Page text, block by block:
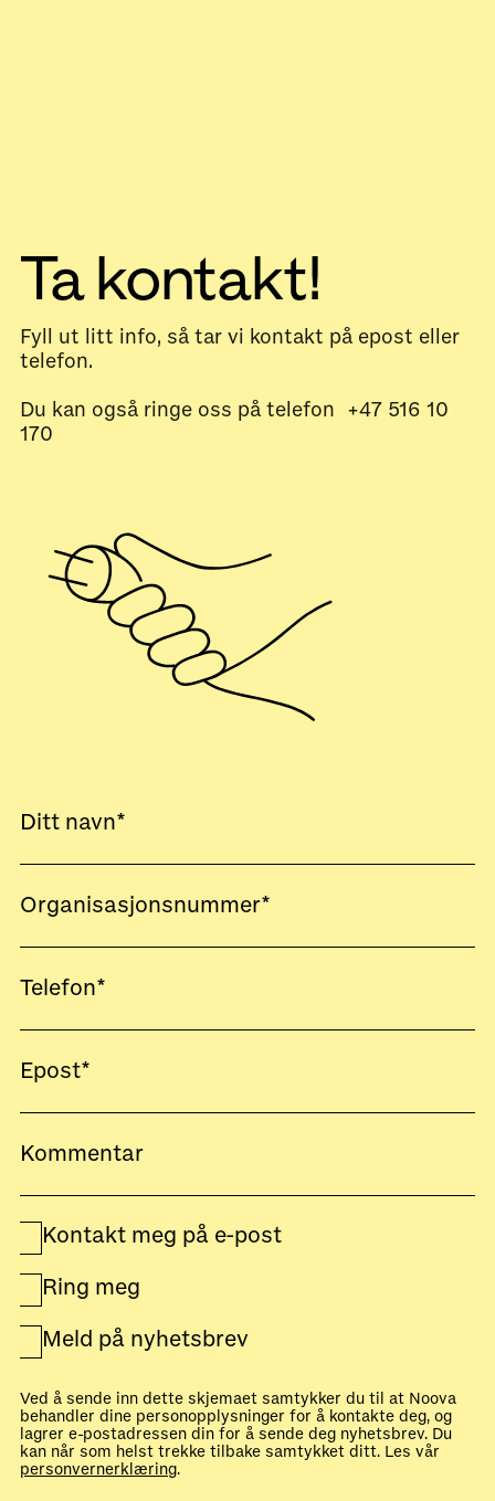
Ta kontakt!
Fyll ut litt info, så tar vi kontakt på epost eller
telefon.
Du kan også ringe oss på telefon +47 516 10
170
Kontakt meg på e-post
Ring meg
Meld på nyhetsbrev
Ved å sende inn dette skjemaet samtykker du til at Noova
behandler dine personopplysninger for å kontakte deg, og
lagrer e-postadressen din for å sende deg nyhetsbrev. Du
kan når som helst trekke tilbake samtykket ditt. Les vår
personvernerklæring.